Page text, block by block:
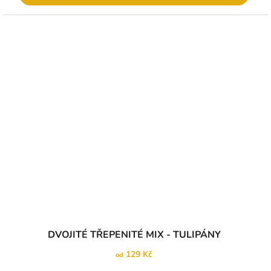
hodnocení
je
DVOJITÉ TŘEPENITÉ MIX - TULIPÁNY
od 129 Kč